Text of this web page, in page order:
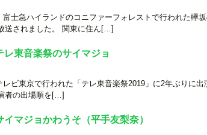
富士急ハイランドのコニファーフォレストで行われた欅
送されました。 関東に住ん[…]
レ東音楽祭のサイマジョ
レビ東京で行われた「テレ東音楽祭2019」に2年ぶりに
者の出場順を[…]
イマジョかわうそ（平手友梨奈）